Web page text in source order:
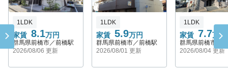
家賃 8.1万円
1LDK
群馬県前橋市／前橋駅
2026/08/06 更新
家賃 5.9万円
1LDK
群馬県前橋市／前橋駅
2026/08/01 更新
家賃 7.7万円
1LDK
群馬県前橋市／
2026/08/04 更新